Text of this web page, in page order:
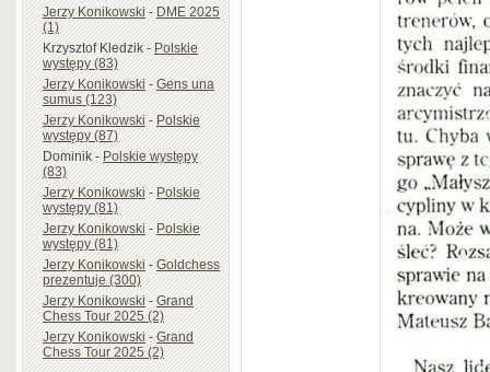
Jerzy Konikowski-DME 2025
(1)
Krzysztof Kledzik-Polskie
występy (83)
Jerzy Konikowski-Gens una
sumus (123)
Jerzy Konikowski-Polskie
występy (87)
Dominik-Polskie występy
(83)
Jerzy Konikowski-Polskie
występy (81)
Jerzy Konikowski-Polskie
występy (81)
Jerzy Konikowski-Goldchess
prezentuje (300)
Jerzy Konikowski-Grand
Chess Tour 2025 (2)
Jerzy Konikowski-Grand
Chess Tour 2025 (2)